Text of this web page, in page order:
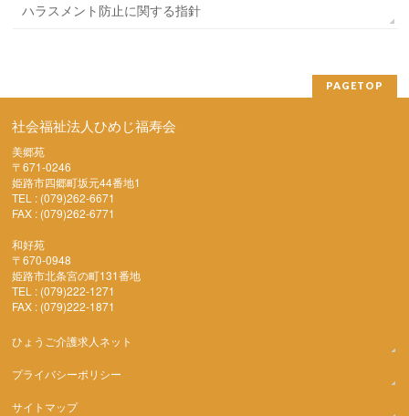
ハラスメント防止に関する指針
PAGETOP
社会福祉法人ひめじ福寿会
美郷苑
〒671-0246
姫路市四郷町坂元44番地1
TEL : (079)262-6671
FAX : (079)262-6771
和好苑
〒670-0948
姫路市北条宮の町131番地
TEL : (079)222-1271
FAX : (079)222-1871
ひょうご介護求人ネット
プライバシーポリシー
サイトマップ